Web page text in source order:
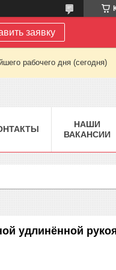
заявку
рабочего дня (сегодня)
НАШИ
ВАКАНСИИ
удлинённой